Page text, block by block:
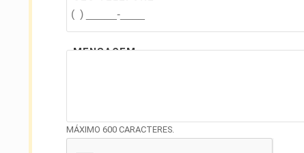
MENSAGEM
MÁXIMO 600 CARACTERES.